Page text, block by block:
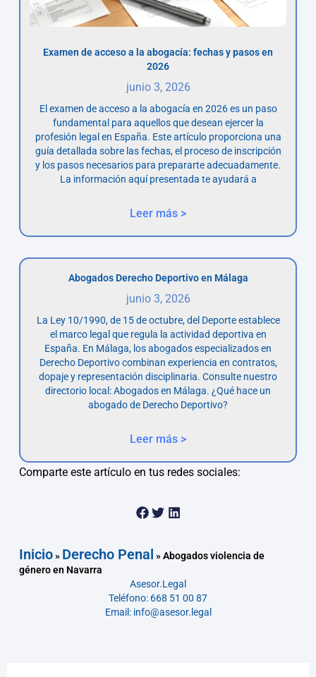
Examen de acceso a la abogacía: fechas y pasos en
2026
junio 3, 2026
El examen de acceso a la abogacía en 2026 es un paso
fundamental para aquellos que desean ejercer la
profesión legal en España. Este artículo proporciona una
guía detallada sobre las fechas, el proceso de inscripción
y los pasos necesarios para prepararte adecuadamente.
La información aquí presentada te ayudará a
Leer más >
Abogados Derecho Deportivo en Málaga
junio 3, 2026
La Ley 10/1990, de 15 de octubre, del Deporte establece
el marco legal que regula la actividad deportiva en
España. En Málaga, los abogados especializados en
Derecho Deportivo combinan experiencia en contratos,
dopaje y representación disciplinaria. Consulte nuestro
directorio local: Abogados en Málaga. ¿Qué hace un
abogado de Derecho Deportivo?
Leer más >
Comparte este artículo en tus redes sociales:
Inicio» Derecho Penal »Abogados violencia de
género en Navarra
Asesor.Legal
Teléfono: 668 51 00 87
Email: info@asesor.legal